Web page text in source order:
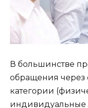
В большинстве
обращения через
категории
индивидуальные